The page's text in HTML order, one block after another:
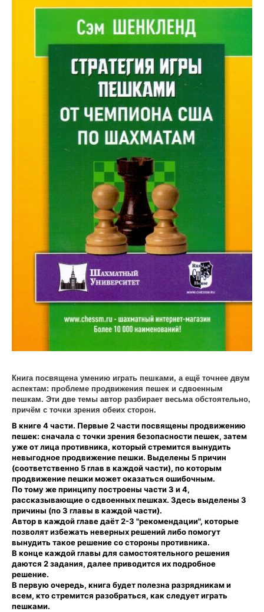
Книга посвящена умению играть пешками, а ещё точнее двум
аспектам: проблеме продвижения пешек и сдвоенным
пешкам. Эти две темы автор разбирает весьма обстоятельно,
причём с точки зрения обеих сторон.
В книге 4 части. Первые 2 части посвящены продвижению
пешек: сначала с точки зрения безопасности пешек, затем
уже от лица противника, который стремится вынудить
невыгодное продвижение пешки. Выделены 5 причин
(соответственно 5 глав в каждой части), по которым
продвижение пешки может оказаться ошибочным.
По тому же принципу построены части 3 и 4,
рассказывающие о сдвоенных пешках. Здесь выделены 3
причины (по 3 главы в каждой части).
Автор в каждой главе даёт 2-3 "рекомендации", которые
позволят избежать неверных решений либо помогут
вынудить такое решение со стороны противника.
В конце каждой главы для самостоятельного решения
даются 2 задания, далее приводится их подробное
решение.
В первую очередь, книга будет полезна разрядникам и
всем, кто стремится разобраться, как следует играть
пешками.